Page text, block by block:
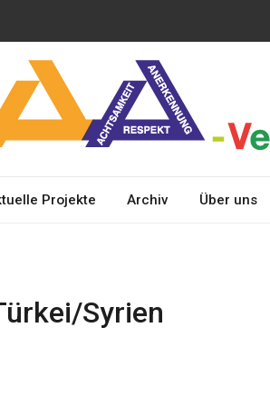
Projekte Archiv Über uns
Syrien